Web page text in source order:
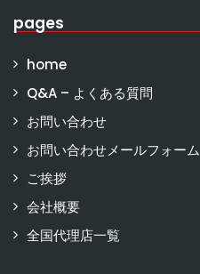
pages
home
Q&A – よくある質問
お問い合わせ
お問い合わせメールフォーム
ご挨拶
会社概要
全国代理店一覧